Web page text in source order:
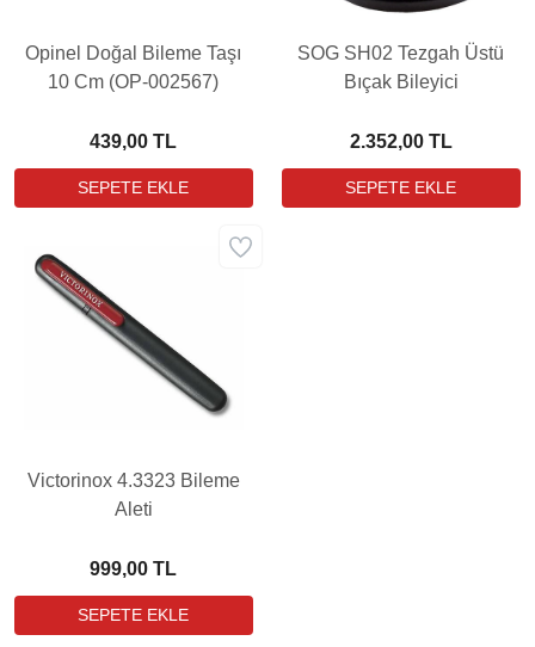
Opinel Doğal Bileme Taşı
10 Cm (OP-002567)
439,00 TL
SOG SH02 Tezgah Üstü
Bıçak Bileyici
2.352,00 TL
Victorinox 4.3323 Bileme
Aleti
999,00 TL